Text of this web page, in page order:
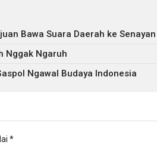
Bawa Suara Daerah ke Senayan
Nggak Ngaruh
Ngawal Budaya Indonesia
*